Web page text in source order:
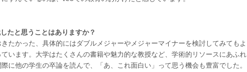
と思うことはありますか？
たかった、具体的にはダブルメジャーやメジャーマイナーを検討してみてもよ
います。大学はたくさんの書籍や魅力的な教授など、学術的リソースにあふれ
に他の学生の卒論を読んで、「あ、これ面白い」って思う機会も豊富でした。